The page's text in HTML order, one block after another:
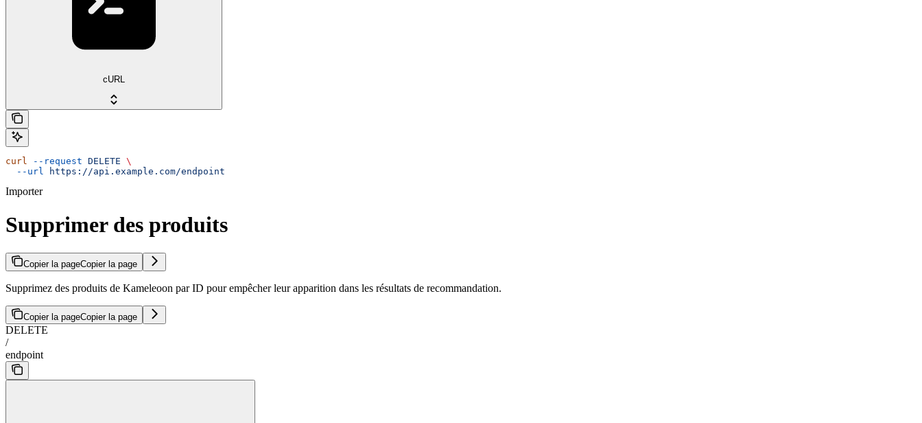
cURL
curl --request DELETE \
  --url
https://api.example.com/endpoint
Importer
Supprimer des produits
Copier la pageCopier la page
Supprimez des produits de Kameleoon par ID pour empêcher leur apparition dans les résultats de recommandation.
Copier la pageCopier la page
DELETE
/
endpoint